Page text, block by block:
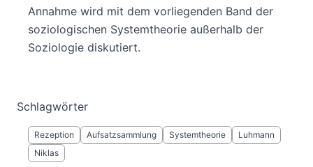
Annahme wird mit dem vorliegenden Band der
soziologischen Systemtheorie außerhalb der
Soziologie diskutiert.
Schlagwörter
Rezeption Aufsatzsammlung Systemtheorie
Luhmann
Niklas